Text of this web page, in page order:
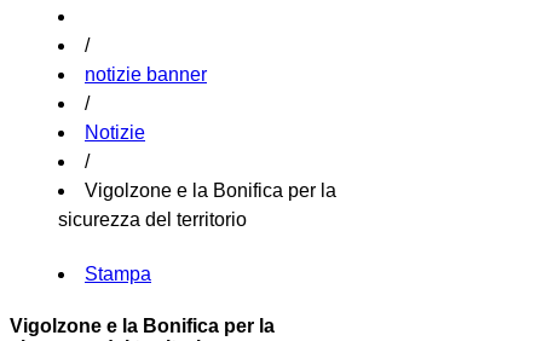
/
notizie banner
/
Notizie
/
Vigolzone e la Bonifica per la
sicurezza del territorio
Stampa
Vigolzone e la Bonifica per la